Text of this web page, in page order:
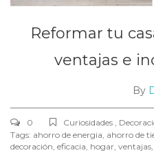
Reformar tu
ventajas e
By
0
Curiosidades ,
Tags: ahorro de energia, ahorro de
decoración, eficacia, hogar, ventajas,